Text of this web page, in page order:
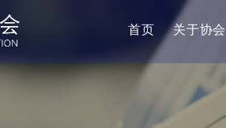
首页 关于协会